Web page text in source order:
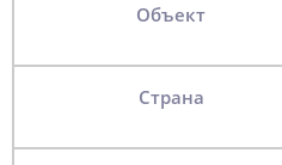
Объект
Страна